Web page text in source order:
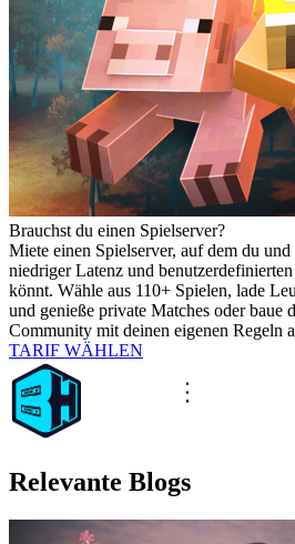
Brauchst du einen Spielserver?
Miete einen Spielserver, auf dem du
niedriger Latenz und
könnt. Wähle aus 110+ Spielen, lade
und genieße private Matches oder baue
Community mit deinen eigenen Regeln
TARIF WÄHLEN
Relevante Blogs